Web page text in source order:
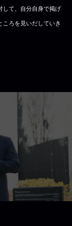
して、自分自身で掲げ
ころを見いだしていき